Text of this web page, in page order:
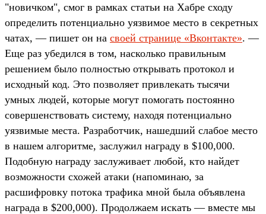
"новичком", смог в рамках статьи на Хабре сходу
определить потенциально уязвимое место в секретных
чатах, — пишет он на своей странице «Вконтакте». —
Еще раз убедился в том, насколько правильным
решением было полностью открывать протокол и
исходный код. Это позволяет привлекать тысячи
умных людей, которые могут помогать постоянно
совершенствовать систему, находя потенциально
уязвимые места. Разработчик, нашедший слабое место
в нашем алгоритме, заслужил награду в $100,000.
Подобную награду заслуживает любой, кто найдет
возможности схожей атаки (напоминаю, за
расшифровку потока трафика мной была объявлена
награда в $200,000). Продолжаем искать — вместе мы